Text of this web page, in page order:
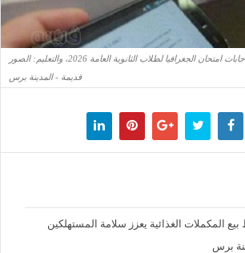
شاومينج يزعم تداول أسئلة وإجابات امتحان الجغرافيا لطلاب الثانوية العامة 2026، والتعليم: الصور
قديمة - المدينة برس
المكملات الغذائية يعزز سلامة المستهلكين
برس